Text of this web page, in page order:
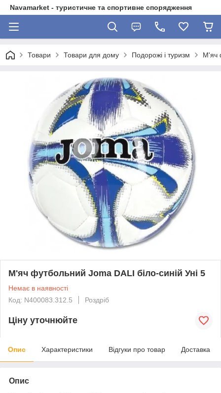
Navamarket - туристичне та спортивне спорядження
Товари Товари для дому Подорожі і туризм М'яч
М'яч футбольний Joma DALI біло-синій Уні 5
Немає в наявності
Код: N400083.312.5
Роздріб
Ціну уточнюйте
Опис Характеристики Відгуки про товар Доставка
Опис